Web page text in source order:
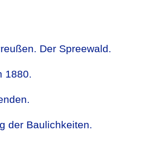
Der Spreewald.
1880.
der Baulichkeiten.